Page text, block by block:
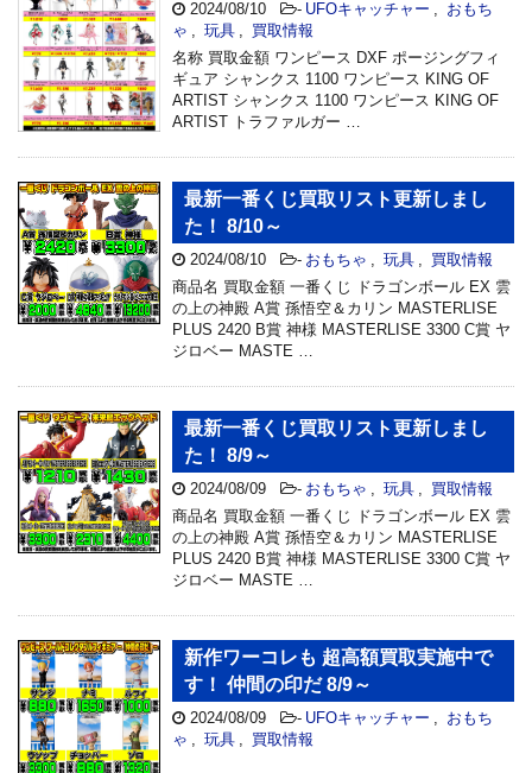
2024/08/10 - UFOキャッチャー
おもち
ゃ
玩具
買取情報
名称 買取金額 ワンピース DXF ポージングフィ
ギュア シャンクス 1100 ワンピース KING OF
ARTIST シャンクス 1100 ワンピース KING OF
ARTIST トラファルガー …
最新一番くじ買取リスト更新しまし
た！ 8/10～
2024/08/10 - おもちゃ 玩具
買取情報
商品名 買取金額 一番くじ ドラゴンボール EX 雲
の上の神殿 A賞 孫悟空＆カリン MASTERLISE
PLUS 2420 B賞 神様 MASTERLISE 3300 C賞 ヤ
ジロベー MASTE …
最新一番くじ買取リスト更新しまし
た！ 8/9～
2024/08/09 - おもちゃ 玩具
買取情報
商品名 買取金額 一番くじ ドラゴンボール EX 雲
の上の神殿 A賞 孫悟空＆カリン MASTERLISE
PLUS 2420 B賞 神様 MASTERLISE 3300 C賞 ヤ
ジロベー MASTE …
新作ワーコレも 超高額買取実施中で
す！ 仲間の印だ 8/9～
2024/08/09 - UFOキャッチャー
おもち
ゃ
玩具 買取情報